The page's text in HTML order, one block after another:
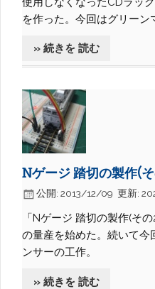
を作った。今回はグリーン
» 続きを 読む
Nゲージ 踏切の製作(
公開: 2013/12/09 更新:
「Nゲージ 踏切の製作(そ
の量産を始めた。続いて今
ンサーの工作。
» 続きを 読む